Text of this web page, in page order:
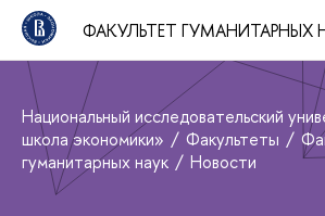
ФАКУЛЬТЕТ ГУМАНИТАРНЫХ
Национальный исследовательский
школа экономики»
Факультеты
гуманитарных наук
Новости